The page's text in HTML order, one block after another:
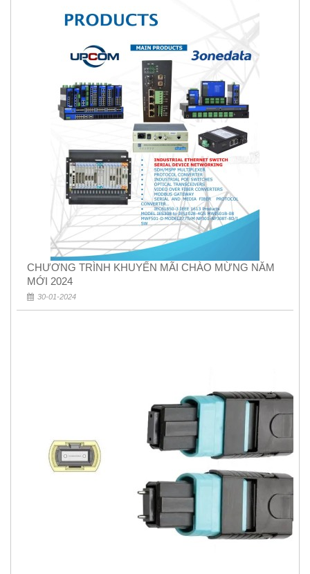
CHƯƠNG TRÌNH KHUYẾN MÃI CHÀO MỪNG NĂM
MỚI 2024
30-01-2024